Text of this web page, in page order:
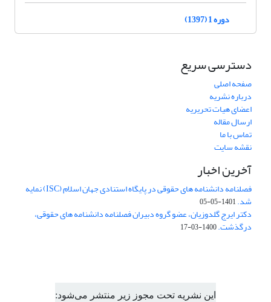
دوره 1 (1397)
دسترسی سریع
صفحه اصلی
درباره نشریه
اعضای هیات تحریریه
ارسال مقاله
تماس با ما
نقشه سایت
آخرین اخبار
فصلنامه دانشنامه های حقوقی در پایگاه استنادی جهان اسلام (ISC) نمایه
شد.1401-05-05
دکتر ایرج گلدوزیان، عضو گروه دبیران فصلنامه دانشنامه های حقوقی،
درگذشت.1400-03-17
این نشریه تحت مجوز زیر منتشر می‌شود: